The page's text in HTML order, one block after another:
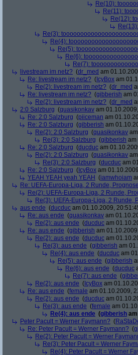
Re(10):
Re(11):
Re(12):
Re(3):
Re(4):
Re(5):
Re(6):
Re(7):
livestream im netz? (dr_med am
Re: livestream im netz? ( IcyBox am
Re(2): livestream im netz? (dr_med
Re: livestream im netz? (gibberish am
Re(2): livestream im netz? (dr_med
2:0 Salzburg (quasikonkav am
Re: 2:0 Salzburg (piiceman am
Re: 2:0 Salzburg (gibberish am
Re(2): 2:0 Salzburg (quasikonkav
Re(3): 2:0 Salzburg (gibberish am
Re: 2:0 Salzburg (ducduc am
Re(2): 2:0 Salzburg (quasikonkav
Re(3): 2:0 Salzburg (ducduc am
Re: 2:0 Salzburg ( IcyBox am
YEAH YEAH yeah YEAH (iamwhoiam
Re: UEFA-Europa-Liga, 2 Runde,
Re(2): UEFA-Europa-Liga, 2 Runde,
Re(3): UEFA-Europa-Liga, 2 Runde,
aus ende (ducduc am 01.10.2009,
Re: aus ende (quasikonkav am
Re(2): aus ende (ducduc am
Re: aus ende (gibberish am
Re(2): aus ende (ducduc am
Re(3): aus ende (gibberish am
Re(4): aus ende (ducduc am
Re(5): aus ende (gibberish
Re(6): aus ende (ducduc
Re(7): aus ende (
Re(2): aus ende ( IcyBox am
Re: aus ende (female am 01.10.2009,
Re(2): aus ende (ducduc am
Re(3): aus ende (female am
Re(4): aus ende (gibberish
Peter Pacult = Werner Faymann? (
Re: Peter Pacult = Werner Faymann? (
Re(2): Peter Pacult = Werner
Re(3): Peter Pacult = Werner
Re(4): Peter Pacult = Werner